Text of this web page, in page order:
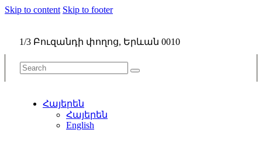
Skip to content Skip to footer
1/3 Բուզանդի փողոց, Երևան 0010
Հայերեն
Հայերեն
English